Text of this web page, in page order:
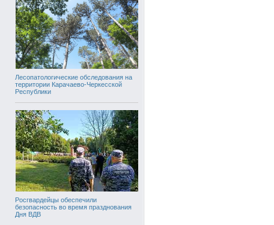
Лесопатологические обследования на
территории Карачаево-Черкесской
Республики
Росгвардейцы обеспечили
безопасность во время празднования
Дня ВДВ